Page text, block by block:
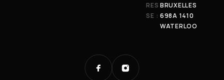
RES
SE :
BRUXELLES
698A 1410
WATERLOO